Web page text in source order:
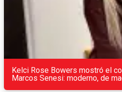
Kelci Rose Bowers mostró el
Marcos Senesi: moderno, de